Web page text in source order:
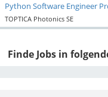
Python Software Engineer
TOPTICA Photonics SE
Finde Jobs in